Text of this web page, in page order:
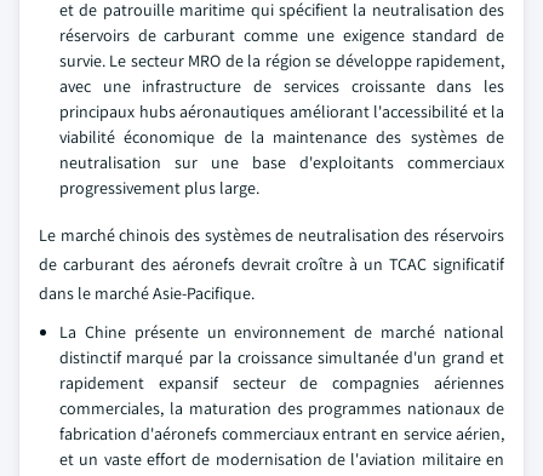
et de patrouille maritime qui spécifient la neutralisation des
réservoirs de carburant comme une exigence standard de
survie. Le secteur MRO de la région se développe rapidement,
avec une infrastructure de services croissante dans les
principaux hubs aéronautiques améliorant l'accessibilité et la
viabilité économique de la maintenance des systèmes de
neutralisation sur une base d'exploitants commerciaux
progressivement plus large.
Le marché chinois des systèmes de neutralisation des réservoirs
de carburant des aéronefs devrait croître à un TCAC significatif
dans le marché Asie-Pacifique.
La Chine présente un environnement de marché national
distinctif marqué par la croissance simultanée d'un grand et
rapidement expansif secteur de compagnies aériennes
commerciales, la maturation des programmes nationaux de
fabrication d'aéronefs commerciaux entrant en service aérien,
et un vaste effort de modernisation de l'aviation militaire en